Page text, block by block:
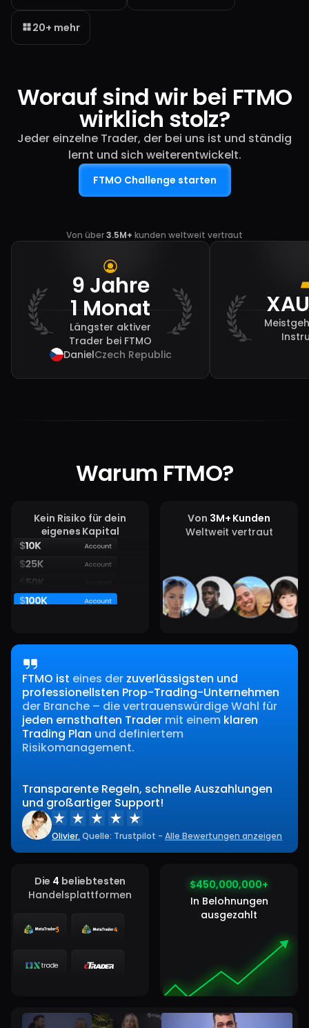
20+ mehr
Worauf sind wir bei FTMO
wirklich stolz?
Jeder einzelne Trader, der bei uns ist und ständig
lernt und sich weiterentwickelt.
FTMO Challenge starten
Von über3.5M+ kunden weltweit vertraut
9 Jahre
1 Monat
Längster aktiver
Trader bei FTMO
DanielCzech Republic
Warum FTMO?
FTMO ist eines der zuverlässigsten und
professionellsten Prop-Trading-Unternehmen
der Branche – die vertrauenswürdige Wahl für
jeden ernsthaften Trader mit einem klaren
Trading Plan und definiertem
Risikomanagement.
Transparente Regeln, schnelle Auszahlungen
und großartiger Support!
Olivier. Quelle: Trustpilot -Alle Bewertungen anzeigen
Kein Risiko für dein
eigenes Kapital
Von 3M+ Kunden
Weltweit vertraut
Die 4 beliebtesten
Handelsplattformen
$450,000,000+
$450,000,000+
In Belohnungen
ausgezahlt